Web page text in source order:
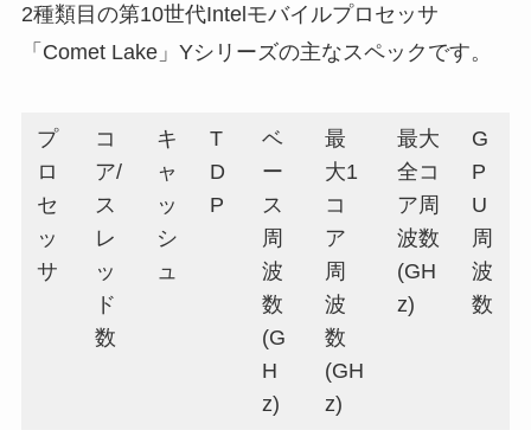
2種類目の第10世代Intelモバイルプロセッサ
「Comet Lake」Yシリーズの主なスペックです。
プ
ロ
セ
ッ
サ
コ
ア/
ス
レ
ッ
ド
数
キ
ャ
ッ
シ
ュ
T
D
P
ベ
ー
ス
周
波
数
(G
H
z)
最
大1
コ
ア
周
波
数
(GH
z)
最大
全コ
ア周
波数
(GH
z)
G
P
U
周
波
数